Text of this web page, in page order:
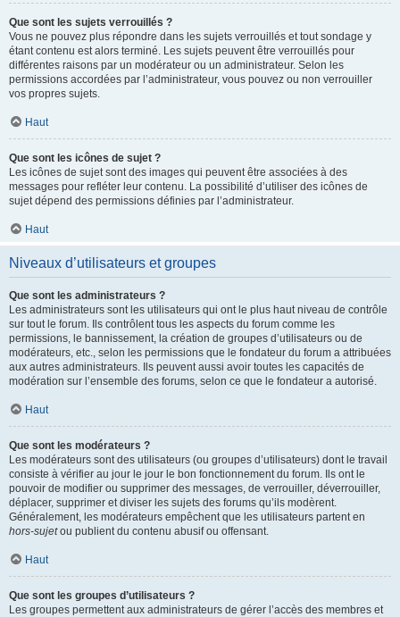
Que sont les sujets verrouillés ?
Vous ne pouvez plus répondre dans les sujets verrouillés et tout sondage y
étant contenu est alors terminé. Les sujets peuvent être verrouillés pour
différentes raisons par un modérateur ou un administrateur. Selon les
permissions accordées par l’administrateur, vous pouvez ou non verrouiller
vos propres sujets.
Haut
Que sont les icônes de sujet ?
Les icônes de sujet sont des images qui peuvent être associées à des
messages pour refléter leur contenu. La possibilité d’utiliser des icônes de
sujet dépend des permissions définies par l’administrateur.
Haut
Niveaux d’utilisateurs et groupes
Que sont les administrateurs ?
Les administrateurs sont les utilisateurs qui ont le plus haut niveau de contrôle
sur tout le forum. Ils contrôlent tous les aspects du forum comme les
permissions, le bannissement, la création de groupes d’utilisateurs ou de
modérateurs, etc., selon les permissions que le fondateur du forum a attribuées
aux autres administrateurs. Ils peuvent aussi avoir toutes les capacités de
modération sur l’ensemble des forums, selon ce que le fondateur a autorisé.
Haut
Que sont les modérateurs ?
Les modérateurs sont des utilisateurs (ou groupes d’utilisateurs) dont le travail
consiste à vérifier au jour le jour le bon fonctionnement du forum. Ils ont le
pouvoir de modifier ou supprimer des messages, de verrouiller, déverrouiller,
déplacer, supprimer et diviser les sujets des forums qu’ils modèrent.
Généralement, les modérateurs empêchent que les utilisateurs partent en
hors-sujetou publient du contenu abusif ou offensant.
Haut
Que sont les groupes d’utilisateurs ?
Les groupes permettent aux administrateurs de gérer l’accès des membres et